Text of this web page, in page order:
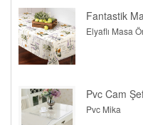
Fantastik
Elyaflı Masa
Pvc Cam
Pvc Mika